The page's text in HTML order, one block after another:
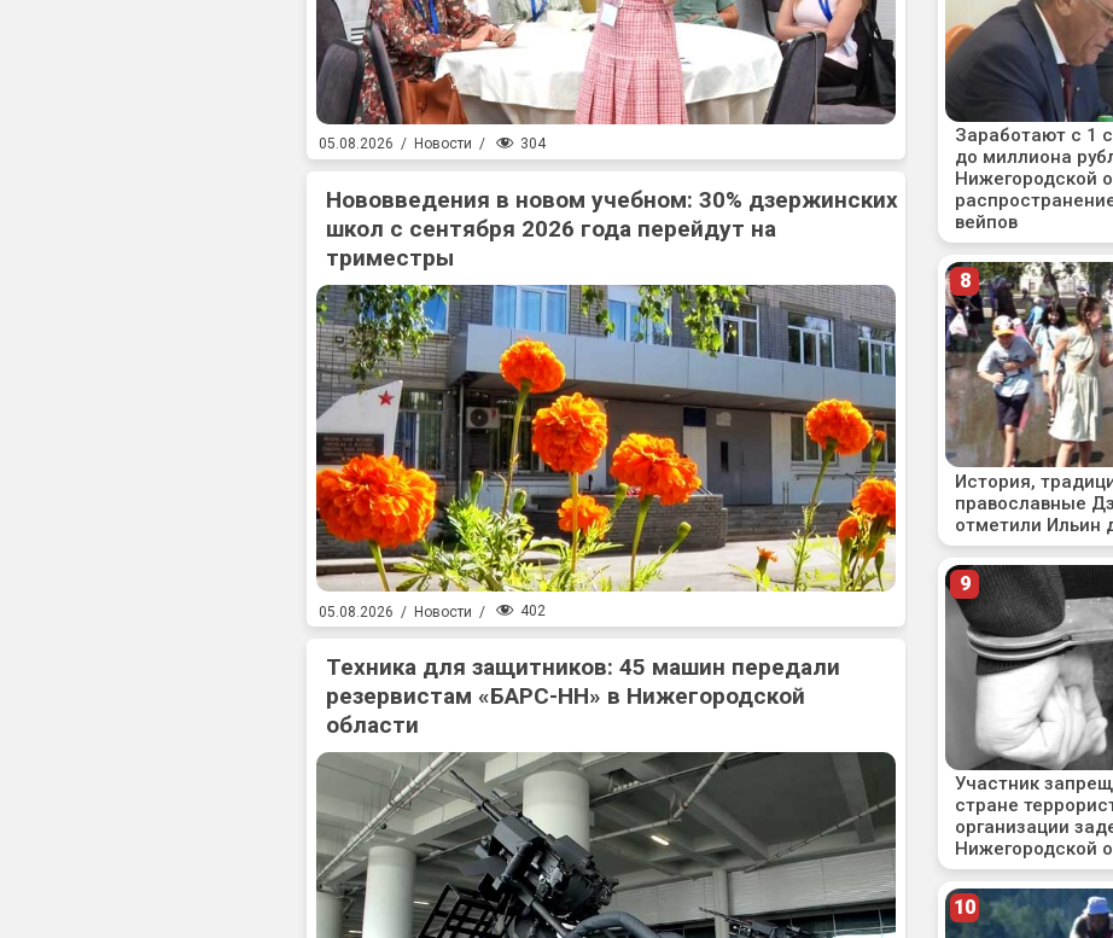
05.08.2026 / Новости / 304
Нововведения в новом учебном: 30% дзержинских
школ с сентября 2026 года перейдут на
триместры
05.08.2026 / Новости / 402
Техника для защитников: 45 машин передали
резервистам «БАРС-НН» в Нижегородской
области